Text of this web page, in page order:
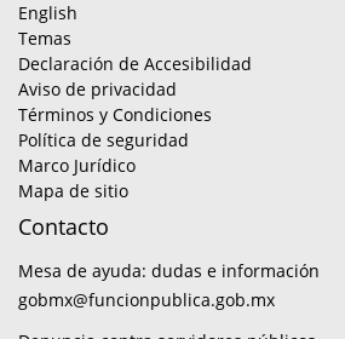
English
Temas
Declaración de Accesibilidad
Aviso de privacidad
Términos y Condiciones
Política de seguridad
Marco Jurídico
Mapa de sitio
Contacto
Mesa de ayuda: dudas e información
gobmx@funcionpublica.gob.mx